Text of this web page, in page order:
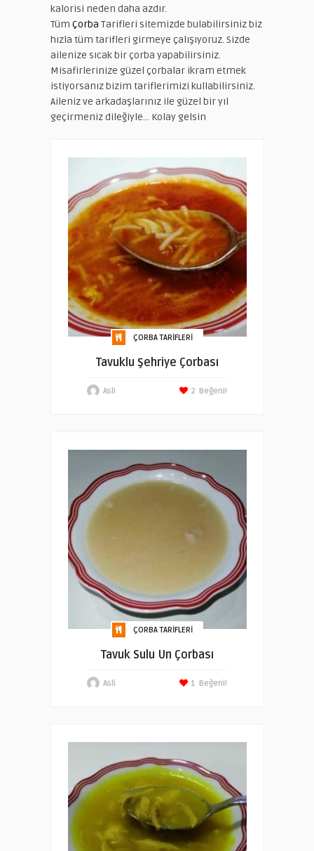
kalorisi neden daha azdır.
Tüm Çorba Tarifleri sitemizde bulabilirsiniz biz
hızla tüm tarifleri girmeye çalışıyoruz. Sizde
ailenize sıcak bir çorba yapabilirsiniz.
Misafirlerinize güzel çorbalar ikram etmek
istiyorsanız bizim tariflerimizi kullabilirsiniz.
Aileniz ve arkadaşlarınız ile güzel bir yıl
geçirmeniz dileğiyle… Kolay gelsin
ÇORBA TARIFLERI
Tavuklu Şehriye Çorbası
Asli Beğeni!
2
ÇORBA TARIFLERI
Tavuk Sulu Un Çorbası
Asli Beğeni!
1